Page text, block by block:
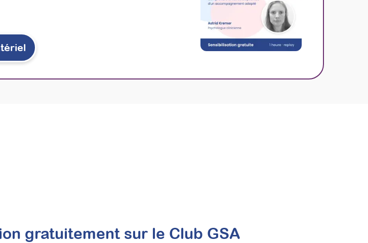
activité
gratuitement sur le Club GSA